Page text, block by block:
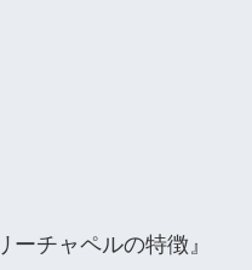
チャペルの特徴』